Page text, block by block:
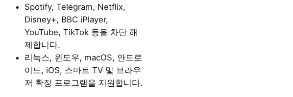
Spotify, Telegram, Netflix,
Disney+, BBC iPlayer,
YouTube, TikTok 등을 차단 해
제합니다.
리눅스, 윈도우, macOS, 안드로
이드, iOS, 스마트 TV 및 브라우
저 확장 프로그램을 지원합니다.